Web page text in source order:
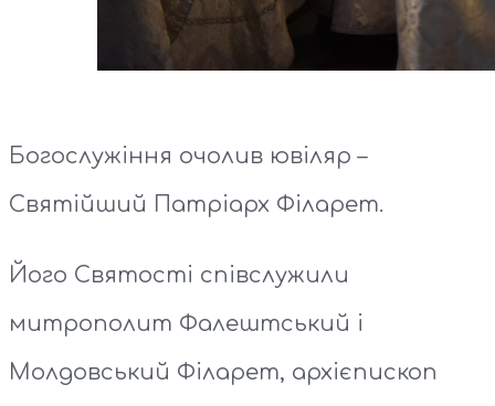
Богослужіння очолив ювіляр –
Святійший Патріарх Філарет.
Його Святості співслужили
митрополит Фалештський і
Молдовський Філарет, архієпископ